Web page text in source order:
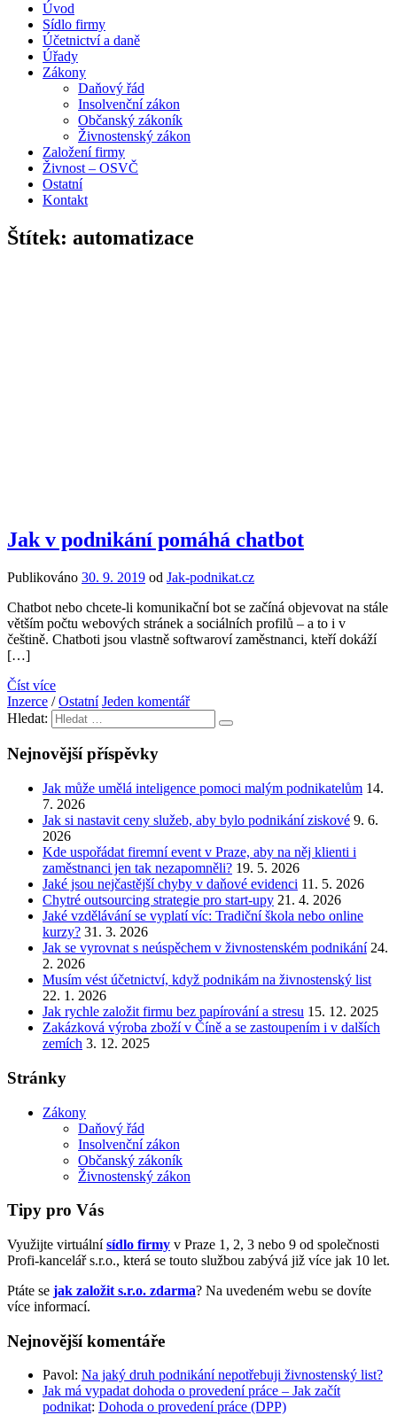
Portál pro podnikatele
Úvod
Sídlo firmy
Účetnictví a daně
Úřady
Zákony
Daňový řád
Insolvenční zákon
Občanský zákoník
Živnostenský zákon
Založení firmy
Živnost – OSVČ
Ostatní
Kontakt
Štítek: automatizace
Jak v podnikání pomáhá chatbot
Publikováno 30. 9. 2019 od Jak-podnikat.cz
Chatbot nebo chcete-li komunikační bot se začíná objevovat na stále
větším počtu webových stránek a sociálních profilů – a to i v
češtině. Chatboti jsou vlastně softwaroví zaměstnanci, kteří dokáží
[…]
Číst více
Inzerce /Ostatní Jeden komentář
Hledat:
Nejnovější příspěvky
Jak může umělá inteligence pomoci malým podnikatelům 14.
7. 2026
Jak si nastavit ceny služeb, aby bylo podnikání ziskové 9. 6.
2026
Kde uspořádat firemní event v Praze, aby na něj klienti i
zaměstnanci jen tak nezapomněli? 19. 5. 2026
Jaké jsou nejčastější chyby v daňové evidenci 11. 5. 2026
Chytré outsourcing strategie pro start-upy 21. 4. 2026
Jaké vzdělávání se vyplatí víc: Tradiční škola nebo online
kurzy? 31. 3. 2026
Jak se vyrovnat s neúspěchem v živnostenském podnikání 24.
2. 2026
Musím vést účetnictví, když podnikám na živnostenský list
22. 1. 2026
Jak rychle založit firmu bez papírování a stresu 15. 12. 2025
Zakázková výroba zboží v Číně a se zastoupením i v dalších
zemích 3. 12. 2025
Stránky
Zákony
Daňový řád
Insolvenční zákon
Občanský zákoník
Živnostenský zákon
Tipy pro Vás
Využijte virtuálnísídlo firmy v Praze 1, 2, 3 nebo 9 od společnosti
Profi-kancelář s.r.o., která se touto službou zabývá již více jak 10 let.
Ptáte se jak založit s.r.o. zdarma? Na uvedeném webu se dovíte
více informací.
Nejnovější komentáře
Pavol: Na jaký druh podnikání nepotřebuji živnostenský list?
Jak má vypadat dohoda o provedení práce – Jak začít
podnikat: Dohoda o provedení práce (DPP)